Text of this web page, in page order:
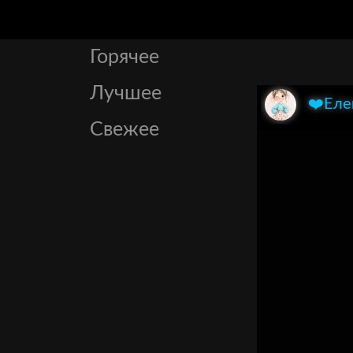
Горячее
Лучшее
Свежее